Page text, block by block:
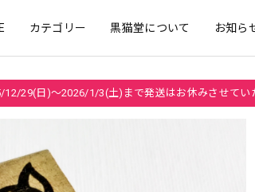
カテゴリー 黒猫堂について お知ら
12/29(日)～2026/1/3(土)まで発送はお休みさせてい